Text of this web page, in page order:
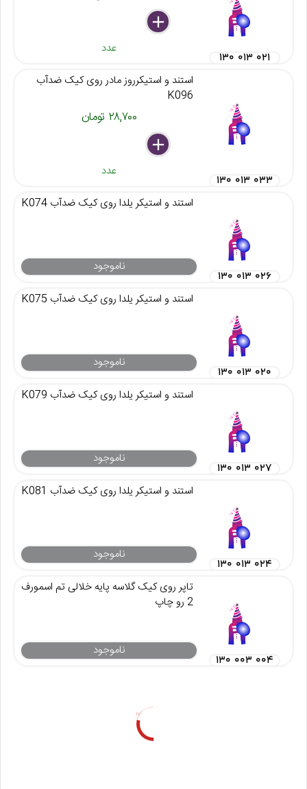
delete
remove
add
عدد
۱۳۰ ۰۱۳ ۰۲۱
استند و استیکرروز مادر روی کیک ضدآب
K096
۲۸,۷۰۰ تومان
delete
remove
add
عدد
۱۳۰ ۰۱۳ ۰۳۳
استند و استیکر یلدا روی کیک ضدآب K074
ناموجود
۱۳۰ ۰۱۳ ۰۲۶
استند و استیکر یلدا روی کیک ضدآب K075
ناموجود
۱۳۰ ۰۱۳ ۰۲۰
استند و استیکر یلدا روی کیک ضدآب K079
ناموجود
۱۳۰ ۰۱۳ ۰۲۷
استند و استیکر یلدا روی کیک ضدآب K081
ناموجود
۱۳۰ ۰۱۳ ۰۲۴
تاپر روی کیک گلاسه پایه خلالی تم اسمورف
2 رو چاپ
ناموجود
۱۳۰ ۰۰۳ ۰۰۴
Loading...